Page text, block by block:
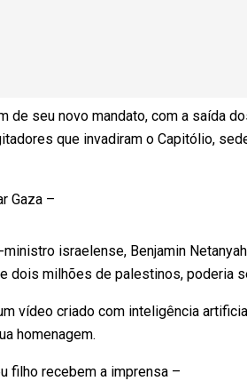
de seu novo mandato, com a saída
que invadiram o Capitólio,
Gaza –
israelense, Benjamin
dois milhões de palestinos, poderia
vídeo criado com inteligência
homenagem.
filho recebem a imprensa –